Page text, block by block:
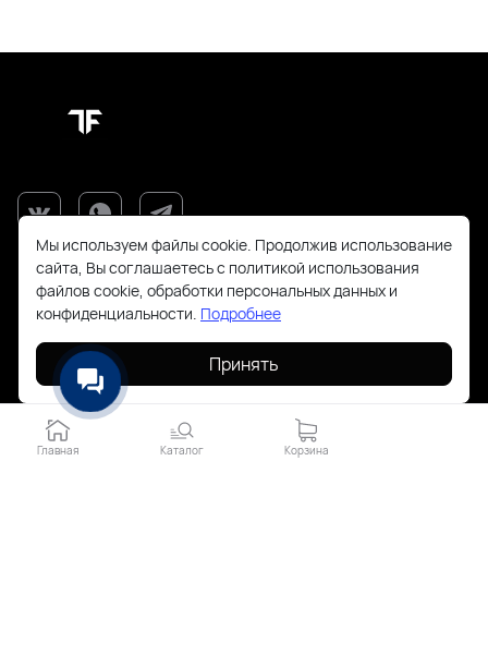
+7(925)143-70-18
order@todayfashion.ru
Главная Каталог Корзина
Мы используем файлы cookie. Продолжив использование
сайта, Вы соглашаетесь с политикой использования
файлов cookie, обработки персональных данных и
конфиденциальности. Подробнее
Принять